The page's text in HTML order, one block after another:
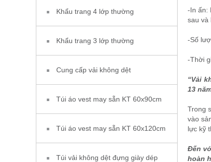
Khẩu trang 4 lớp thường
Khẩu trang 3 lớp thường
Cung cấp vải không dệt
Túi áo vest may sẵn KT 60x90cm
Túi áo vest may sẵn KT 60x120cm
Túi vải không dệt đựng giày dép
-In ấn:
sau và
-Số
-Thời
“Vải
13
Trong
vào
lực kỹ
Đến
hoàn